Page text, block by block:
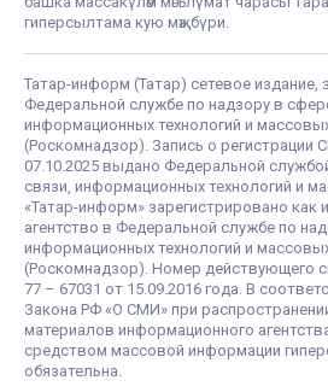
гиперсылтама кую мәҗбүри.
Татар-информ (Татар) сетевое издание,
Федеральной службе по надзору в
информационных технологий и
(Роскомнадзор). Запись о
07.10.2025 выдано Федеральной
связи, информационных технологий и
«Татар-информ» зарегистрировано как
агентство в Федеральной службе по
информационных технологий и
(Роскомнадзор). Номер действующего
77 – 67031 от 15.09.2016 года. В
Закона РФ «О СМИ» при
материалов информационного
средством массовой информации
обязательна.